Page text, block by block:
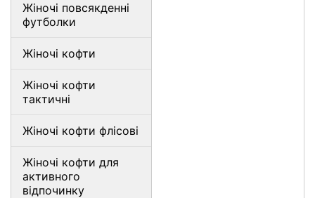
Жіночі повсякденні
футболки
Жіночі кофти
Жіночі кофти
тактичні
Жіночі кофти флісові
Жіночі кофти для
активного
відпочинку